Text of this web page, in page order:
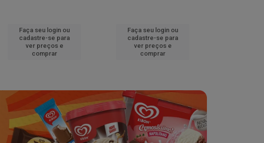
Faça seu login ou
cadastre-se para
ver preços e
comprar
Faça seu login ou
cadastre-se para
ver preços e
comprar